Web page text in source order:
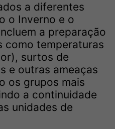
a diferentes
o Inverno e o
a preparação
como temperaturas
surtos de
e outras ameaças
os grupos mais
a continuidade
unidades de